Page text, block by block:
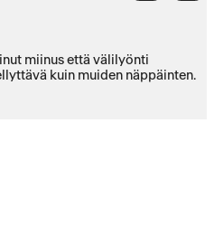
miinus että välilyönti
kuin muiden näppäinten.